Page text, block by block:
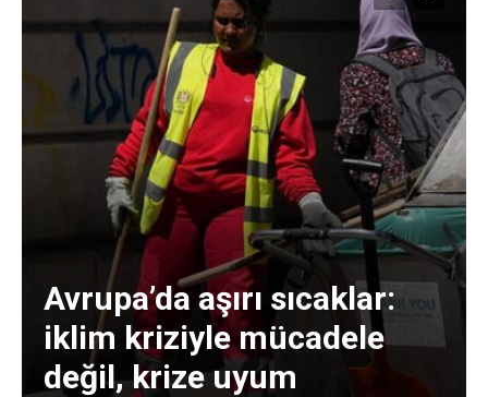
Avrupa’da aşırı sıcaklar:
iklim kriziyle mücadele
değil, krize uyum